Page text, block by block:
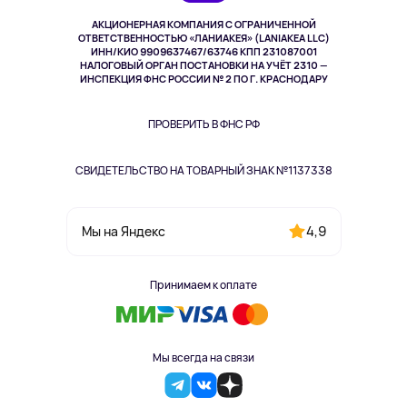
АКЦИОНЕРНАЯ КОМПАНИЯ С ОГРАНИЧЕННОЙ
ОТВЕТСТВЕННОСТЬЮ «ЛАНИАКЕЯ» (LANIAKEA LLC)
ИНН/КИО 9909637467/63746 КПП 231087001
НАЛОГОВЫЙ ОРГАН ПОСТАНОВКИ НА УЧЁТ 2310 —
ИНСПЕКЦИЯ ФНС РОССИИ № 2 ПО Г. КРАСНОДАРУ
ПРОВЕРИТЬ В ФНС РФ
СВИДЕТЕЛЬСТВО НА ТОВАРНЫЙ ЗНАК №1137338
Мы на Яндекс 4,9
Принимаем к оплате
Мы всегда на связи
Здоровье питомцев
Одежда и аксессуары